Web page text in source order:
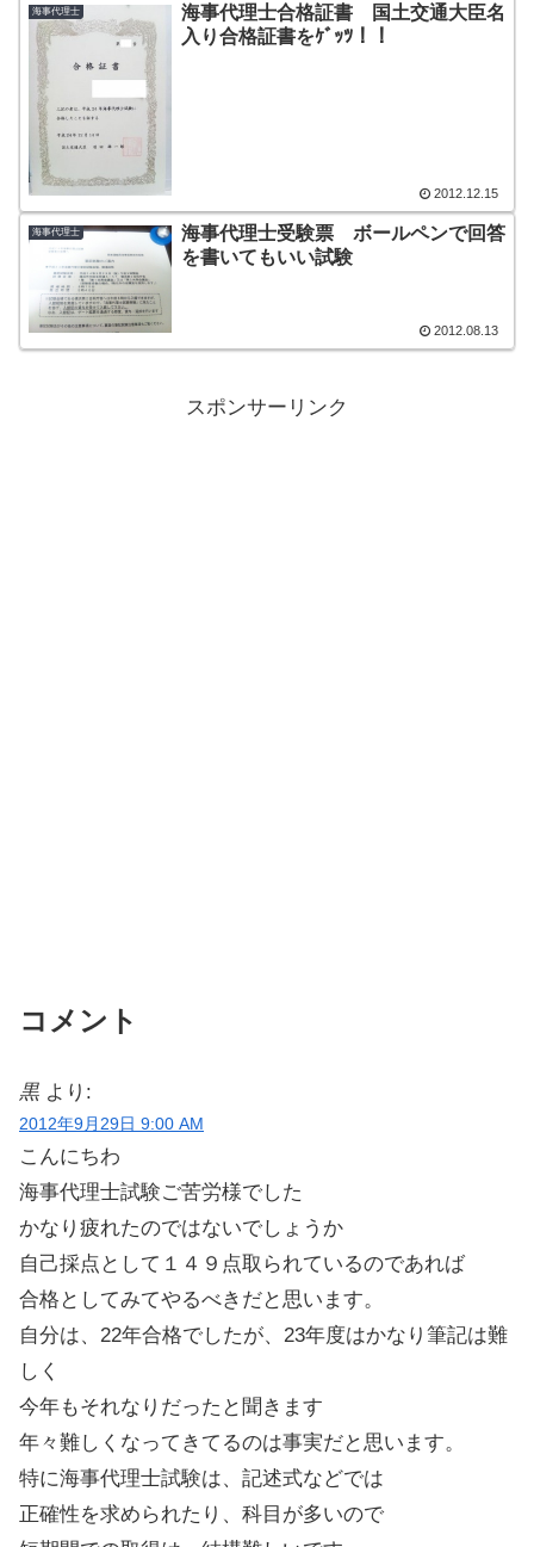
海事代理士
海事代理士合格証書 国土交通大臣名
入り合格証書をｹﾞｯﾂ！！
2012.12.15
海事代理士
海事代理士受験票 ボールペンで回答
を書いてもいい試験
2012.08.13
スポンサーリンク
コメント
黒 より:
2012年9月29日 9:00 AM
こんにちわ
海事代理士試験ご苦労様でした
かなり疲れたのではないでしょうか
自己採点として１４９点取られているのであれば
合格としてみてやるべきだと思います。
自分は、22年合格でしたが、23年度はかなり筆記は難
しく
今年もそれなりだったと聞きます
年々難しくなってきてるのは事実だと思います。
特に海事代理士試験は、記述式などでは
正確性を求められたり、科目が多いので